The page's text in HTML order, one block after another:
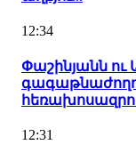
12:34
Փաշինյանն ու
12:31